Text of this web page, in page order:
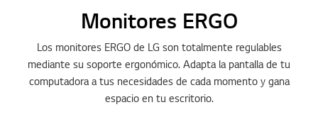
Monitores ERGO
Los monitores ERGO de LG son totalmente regulables
mediante su soporte ergonómico. Adapta la pantalla de tu
computadora a tus necesidades de cada momento y gana
espacio en tu escritorio.